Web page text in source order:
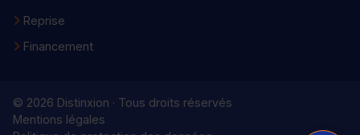
Reprise
Financement
© 2026 Distinxion · Tous droits réservés
Mentions légales